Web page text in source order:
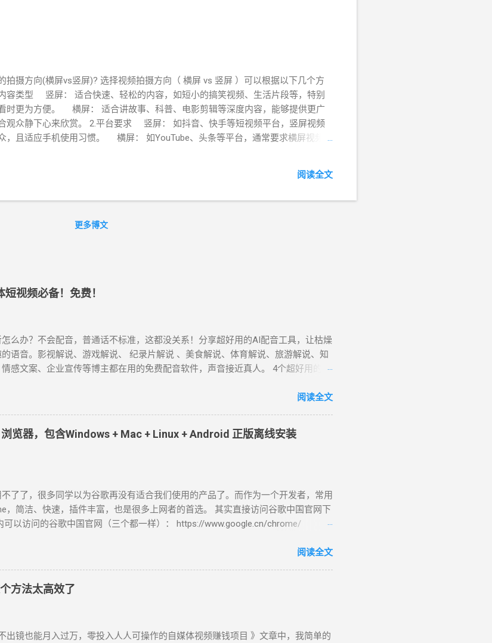
拍摄方向(横屏vs竖屏)? 选择视频拍摄方向（ 横屏 vs 竖屏 ）可以根据以下几个方
容类型 竖屏： 适合快速、轻松的内容，如短小的搞笑视频、生活片段等，特别
时更为方便。 横屏： 适合讲故事、科普、电影剪辑等深度内容，能够提供更广
观众静下心来欣赏。 2.平台要求 竖屏： 如抖音、快手等短视频平台，竖屏视频
，且适应手机使用习惯。 横屏： 如YouTube、头条等平台，通常要求横屏视频，
意、轻松的风格，能够快速吸引观众。 横屏： 适合高质量、精致的制作，能够传
浇灭了。在刚开始做短视频时，确实考虑过这些问题，但是你想想，如果只发到抖
摄方式。
阅读全文
更多博文
视频必备！免费！
么办？不会配音，普通话不标准，这都没关系！分享超好用的AI配音工具，让枯燥
语音。影视解说、游戏解说、 纪录片解说 、美食解说、体育解说、旅游解说、知
感文案、企业宣传等博主都在用的免费配音软件，声音接近真人。 4个超好用的AI
神经网络语音，通过简单地调整语速、音调、发音和停顿等，可实现与人声的语调
晓墨、晓秋、晓辰、晓睿、晓双、晓颜、晓悠、晓梦、晓伊、晓甄；男配音员： 云
枫、云皓、云健、云夏、云泽。 最近新增方言版的 云希(男，西南，云贵川桂 )、 云
zh-cn/services/cognitive-services/text-to-speech/#features ( 官方改版无
需注册登录即可免费使用，不会存储你的数据，也无法导出音频文件。可以使用
已生成的音频。 2、Clipchamp Clipchamp是微软旗下公司，一个快捷简便而且免
导出，高达1080p (HD) 的导出分辨率，免费的音频、图像和视频素材、滤镜、效
用于YouTube、Facebook、Instagram、Pinterest等社交媒体平台。 使用心得：
可使用(直接用微软账号)，免费使用文字转语音工具！可导出视频和音频文件。虽
有说话风格和音调的调节...
阅读全文
览器，包含Windows + Mac + Linux + Android 正版离线安装
了了，很多同学以为谷歌再没有适合我们使用的产品了。而作为一个开发者，常用
，简洁、快速，插件丰富，也是很多上网者的首选。 其实直接访问谷歌中国官网下
可以访问的谷歌中国官网（三个都一样）： https://www.google.cn/chrome/
意：在这里，你直接点击下载按钮，下载下来的“ChromeSetup.exe”是一个在线安装
览器离线安装包下载 在原官方网址后加了个“?standalone=1”，standalone(独立)，
www.google.cn/chrome/?standalone=1
个离线安装包。 你也可以使用以下链接下载相应的版本： Windows ：
阅读全文
方法太高效了
出镜也能月入过万，零投入人人可操作的自媒体视频赚钱项目 》文章中，我简单的